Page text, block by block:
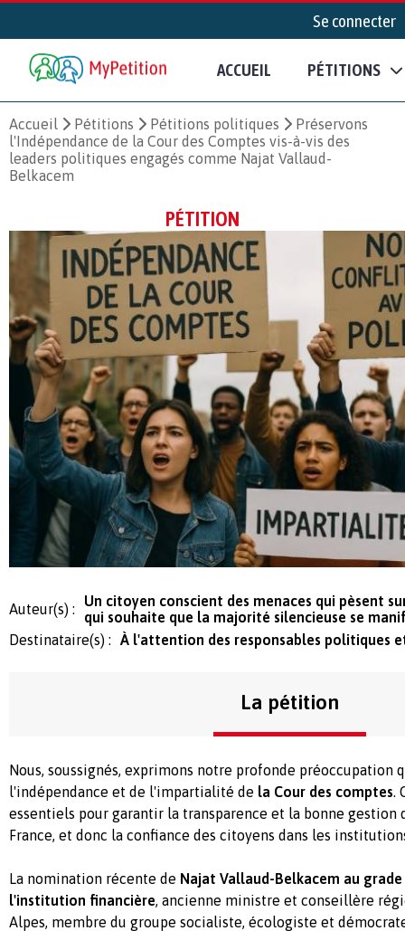
Se connecter
ACCUEIL PÉTITIONS
Accueil Pétitions Pétitions politiques
Préservons
l'Indépendance de la Cour des Comptes vis-à-vis des
leaders politiques engagés comme Najat Vallaud-
Belkacem
PÉTITION
Auteur(s) :
Un citoyen conscient des menaces qui pèsent
qui souhaite que la majorité silencieuse se
Destinataire(s) :
À l'attention des responsables politiques
La pétition
Nous, soussignés, exprimons notre profonde préoccupation
l'indépendance et de l'impartialité de la Cour des comptes.
essentiels pour garantir la transparence et la bonne gestion
France, et donc la confiance des citoyens dans les
La nomination récente de Najat Vallaud-Belkacem au
l'institution financière, ancienne ministre et conseillère
Alpes, membre du groupe socialiste, écologiste et